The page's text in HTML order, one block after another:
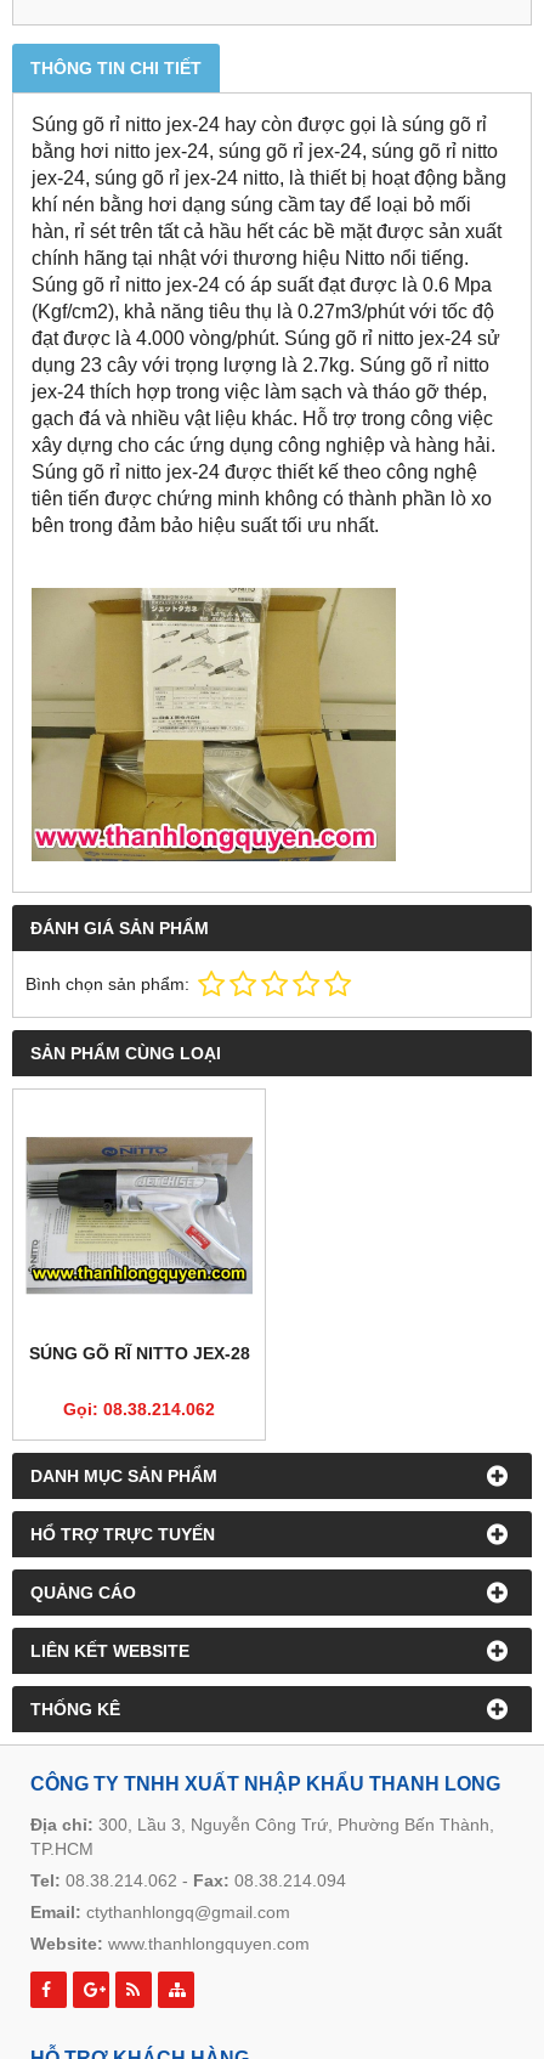
DANH MỤC SẢN PHẨM
HỔ TRỢ TRỰC TUYẾN
QUẢNG CÁO
LIÊN KẾT WEBSITE
THỐNG KÊ
THÔNG TIN CHI TIẾT
Súng gõ rỉ nitto jex-24 hay còn được gọi là súng gõ rỉ
bằng hơi nitto jex-24, súng gõ rỉ jex-24, súng gõ rỉ nitto
jex-24, súng gõ rỉ jex-24 nitto, là thiết bị hoạt động bằng
khí nén bằng hơi dạng súng cầm tay để loại bỏ mối
hàn, rỉ sét trên tất cả hầu hết các bề mặt được sản xuất
chính hãng tại nhật với thương hiệu Nitto nổi tiếng.
Súng gõ rỉ nitto jex-24 có áp suất đạt được là 0.6 Mpa
(Kgf/cm2), khả năng tiêu thụ là 0.27m3/phút với tốc độ
đạt được là 4.000 vòng/phút. Súng gõ rỉ nitto jex-24 sử
dụng 23 cây với trọng lượng là 2.7kg. Súng gõ rỉ nitto
jex-24 thích hợp trong việc làm sạch và tháo gỡ thép,
gạch đá và nhiều vật liệu khác. Hỗ trợ trong công việc
xây dựng cho các ứng dụng công nghiệp và hàng hải.
Súng gõ rỉ nitto jex-24 được thiết kế theo công nghệ
tiên tiến được chứng minh không có thành phần lò xo
bên trong đảm bảo hiệu suất tối ưu nhất.
ĐÁNH GIÁ SẢN PHẨM
Bình chọn sản phẩm:
SẢN PHẨM CÙNG LOẠI
SÚNG GÕ RĨ NITTO JEX-28
Gọi: 08.38.214.062
CÔNG TY TNHH XUẤT NHẬP KHẨU THANH LONG
Địa chỉ: 300, Lầu 3, Nguyễn Công Trứ, Phường Bến Thành,
TP.HCM
Tel: 08.38.214.062 - Fax: 08.38.214.094
Email: ctythanhlongq@gmail.com
Website: www.thanhlongquyen.com